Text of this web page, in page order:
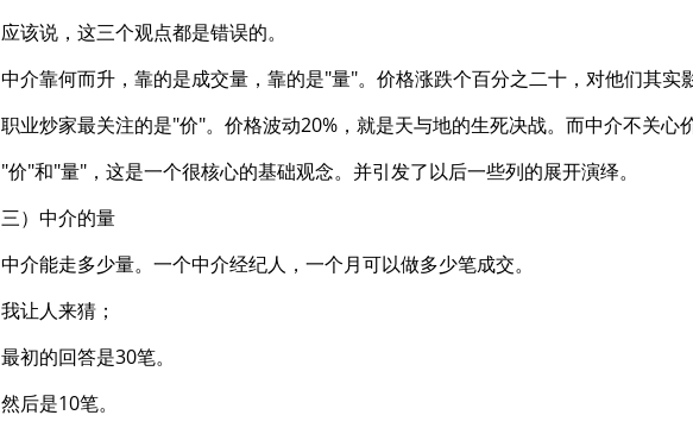
应该说，这三个观点都是错误的。
中介靠何而升，靠的是成交量，靠的是"量"。价格涨跌个百分之二十，对他们其实
职业炒家最关注的是"价"。价格波动20%，就是天与地的生死决战。而中介不关心
"价"和"量"，这是一个很核心的基础观念。并引发了以后一些列的展开演绎。
三）中介的量
中介能走多少量。一个中介经纪人，一个月可以做多少笔成交。
我让人来猜；
最初的回答是30笔。
然后是10笔。